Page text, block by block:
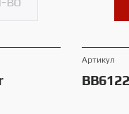
Артикул